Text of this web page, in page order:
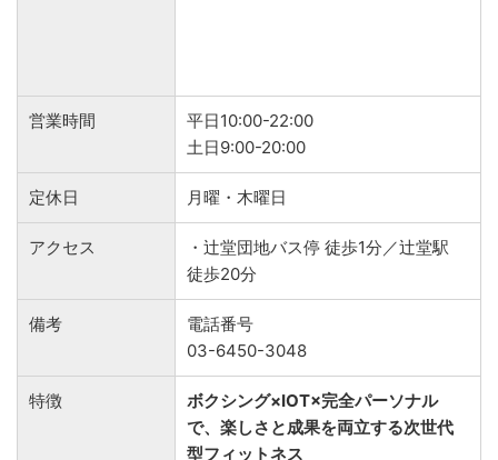
営業時間
平日10:00-22:00
土日9:00-20:00
定休日 月曜・木曜日
アクセス
・辻堂団地バス停 徒歩1分／辻堂駅
徒歩20分
備考
電話番号
03-6450-3048
特徴
ボクシング×IOT×完全パーソナル
で、楽しさと成果を両立する次世代
型フィットネス